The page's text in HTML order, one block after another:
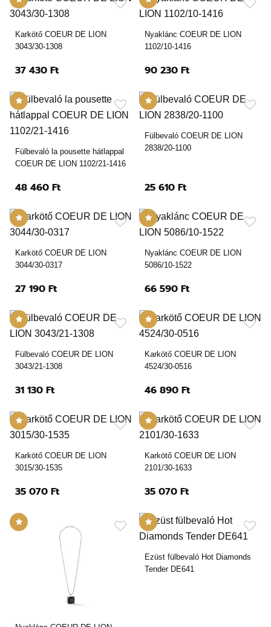
Karkötő COEUR DE LION
3043/30-1308
37 430 Ft
Nyaklánc COEUR DE LION
1102/10-1416
90 230 Ft
Fülbevaló la pousette hátlappal
COEUR DE LION 1102/21-1416
48 460 Ft
Fülbevaló COEUR DE LION
2838/20-1100
25 610 Ft
Karkötő COEUR DE LION
3044/30-0317
27 190 Ft
Nyaklánc COEUR DE LION
5086/10-1522
66 590 Ft
Fülbevaló COEUR DE LION
3043/21-1308
31 130 Ft
Karkötő COEUR DE LION
4524/30-0516
46 890 Ft
Karkötő COEUR DE LION
3015/30-1535
35 070 Ft
Karkötő COEUR DE LION
2101/30-1633
35 070 Ft
Ezüst fülbevaló Hot Diamonds
Tender DE641